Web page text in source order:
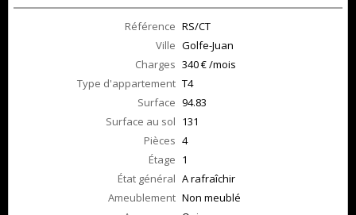
Référence RS/CT
Ville Golfe-Juan
Charges 340 € /mois
Type d'appartement T4
Surface 94.83
Surface au sol 131
Pièces 4
Étage 1
État général A rafraîchir
Ameublement Non meublé